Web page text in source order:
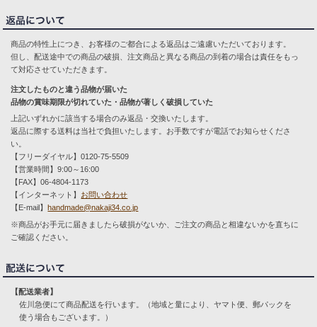
商品の特性上につき、お客様のご都合による返品はご遠慮いただいております。
但し、配送途中での商品の破損、注文商品と異なる商品の到着の場合は責任をもっ
て対応させていただきます。
注文したものと違う品物が届いた
品物の賞味期限が切れていた・品物が著しく破損していた
上記いずれかに該当する場合のみ返品・交換いたします。
返品に際する送料は当社で負担いたします。お手数ですが電話でお知らせくださ
い。
【フリーダイヤル】0120-75-5509
【営業時間】9:00～16:00
【FAX】06-4804-1173
【インターネット】 お問い合わせ
【E-mail】handmade@nakaji34.co.jp
※商品がお手元に届きましたら破損がないか、ご注文の商品と相違ないかを直ちに
ご確認ください。
【配送業者】
佐川急便にて商品配送を行います。（地域と量により、ヤマト便、郵パックを
使う場合もございます。）